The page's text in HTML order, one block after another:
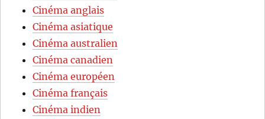
Cinéma anglais
Cinéma asiatique
Cinéma australien
Cinéma canadien
Cinéma européen
Cinéma français
Cinéma indien